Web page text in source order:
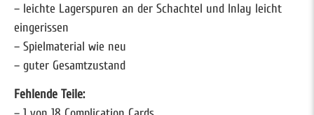
– leichte Lagerspuren an der Schachtel und Inlay leicht
eingerissen
– Spielmaterial wie neu
– guter Gesamtzustand
Fehlende Teile: